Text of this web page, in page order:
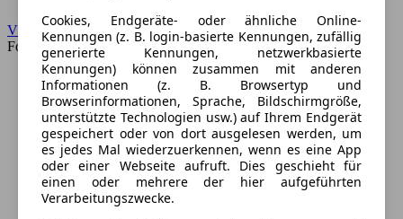
VW
Forum
Cookies, Endgeräte- oder ähnliche Online-
Kennungen (z. B. login-basierte Kennungen, zufällig
generierte Kennungen, netzwerkbasierte
Kennungen) können zusammen mit anderen
Informationen (z. B. Browsertyp und
Browserinformationen, Sprache, Bildschirmgröße,
unterstützte Technologien usw.) auf Ihrem Endgerät
gespeichert oder von dort ausgelesen werden, um
es jedes Mal wiederzuerkennen, wenn es eine App
oder einer Webseite aufruft. Dies geschieht für
einen oder mehrere der hier aufgeführten
Verarbeitungszwecke.